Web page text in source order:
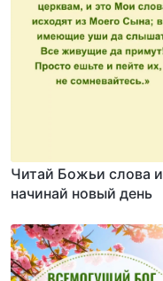
Читай Божьи слова и
начинай новый день